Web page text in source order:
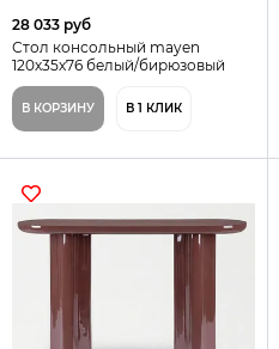
28 033 руб
Стол консольный mayen
120х35х76 белый/бирюзовый
В КОРЗИНУ В 1 КЛИК